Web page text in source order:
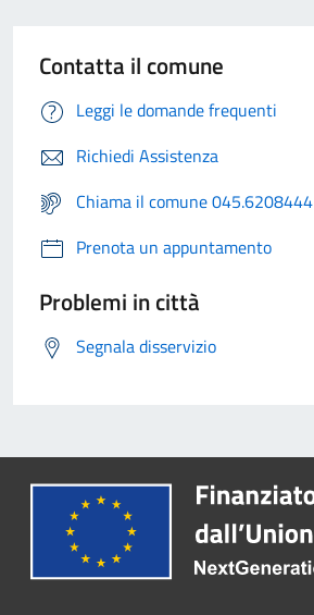
Contatta il comune
Leggi le domande frequenti
Richiedi Assistenza
Chiama il comune 045.6208444
Prenota un appuntamento
Problemi in città
Segnala disservizio